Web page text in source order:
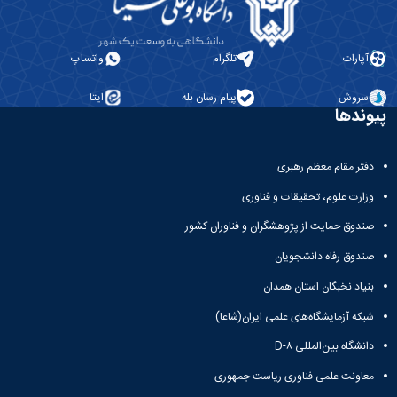
مهندسی کامپیوتر-نرم افزار
ادامه دارد-1401
آپارات
تلگرام واتساپ
سروش پیام رسان بله ایتا
پیوندها
دفتر مقام معظم رهبری
وزارت علوم، تحقیقات و فناوری
صندوق حمایت از پژوهشگران و فناوران کشور
صندوق رفاه دانشجویان
بنیاد نخبگان استان همدان
شبکه آزمایشگاه‌های علمی ایران(شاعا)
دانشگاه بین‌المللی D-۸
معاونت علمی فناوری ریاست جمهوری